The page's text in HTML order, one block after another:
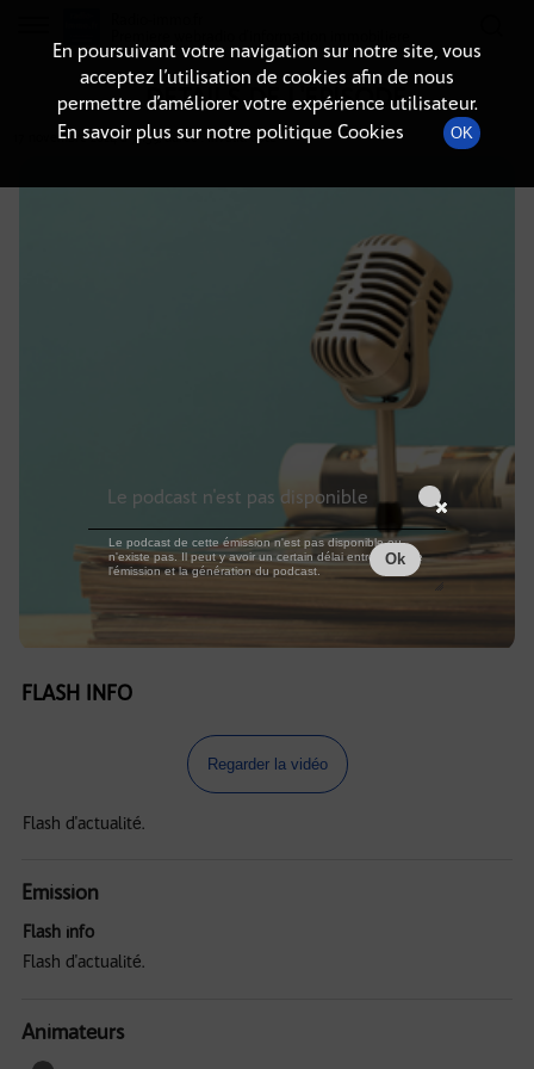
DÉTAILS DE L'ÉPISODE
17 novembre 2024à 7h59, durée : Invalid date
FLASH INFO
Regarder la vidéo
Flash d'actualité.
Emission
Flash info
Flash d'actualité.
Animateurs
En poursuivant votre navigation sur notre site, vous
acceptez l’utilisation de cookies afin de nous
permettre d’améliorer votre expérience utilisateur.
En savoir plus sur notre politique Cookies
OK
Le podcast n'est pas disponible
Le podcast de cette émission n'est pas disponible ou
n'existe pas. Il peut y avoir un certain délai entre la fin de
l'émission et la génération du podcast.
Ok